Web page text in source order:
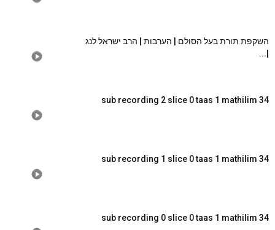
השקפת תורת בעל הסולם | הערבות | הרב ישראל לנג
|...
sub recording 2 slice 0 taas 1 mathilim 34
sub recording 1 slice 0 taas 1 mathilim 34
sub recording 0 slice 0 taas 1 mathilim 34